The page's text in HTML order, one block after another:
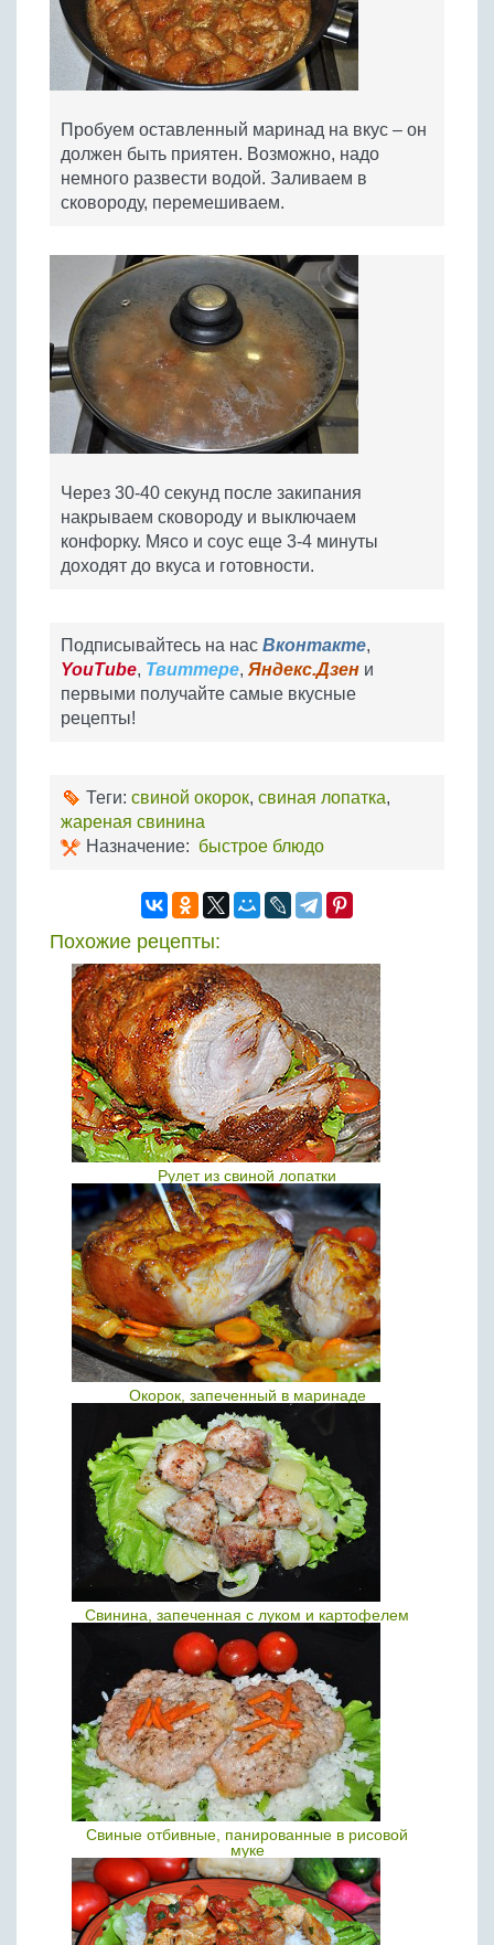
Пробуем оставленный маринад на вкус – он
должен быть приятен. Возможно, надо
немного развести водой. Заливаем в
сковороду, перемешиваем.
Через 30-40 секунд после закипания
накрываем сковороду и выключаем
конфорку. Мясо и соус еще 3-4 минуты
доходят до вкуса и готовности.
Подписывайтесь на нас Вконтакте,
YouTube, Твиттере, Яндекс.Дзен и
первыми получайте самые вкусные
рецепты!
Теги: свиной окорок, свиная лопатка,
жареная свинина
Назначение: быстрое блюдо
Похожие рецепты:
Рулет из свиной лопатки
Окорок, запеченный в маринаде
Свинина, запеченная с луком и картофелем
Свиные отбивные, панированные в рисовой
муке